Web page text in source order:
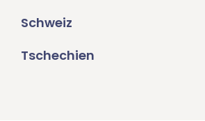
Schweiz
Tschechien